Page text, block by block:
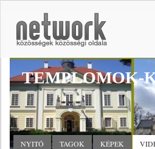
TEMPLOMOK-
NYITÓ TAGOK KÉPEK